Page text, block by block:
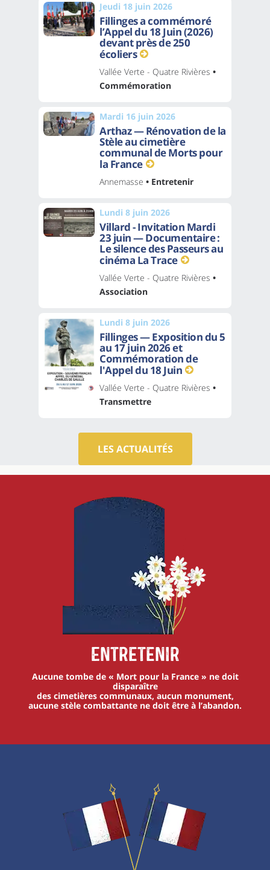
Jeudi 18 juin 2026
Fillinges a commémoré
l’Appel du 18 Juin (2026)
devant près de 250
écoliers
Vallée Verte - Quatre Rivières •
Commémoration
Mardi 16 juin 2026
Arthaz — Rénovation de la
Stèle au cimetière
communal de Morts pour
la France
Annemasse • Entretenir
Lundi 8 juin 2026
Villard - Invitation Mardi
23 juin — Documentaire :
Le silence des Passeurs au
cinéma La Trace
Vallée Verte - Quatre Rivières •
Association
Lundi 8 juin 2026
Fillinges — Exposition du 5
au 17 juin 2026 et
Commémoration de
l'Appel du 18 Juin
Vallée Verte - Quatre Rivières •
Transmettre
LES ACTUALITÉS
Entretenir
Aucune tombe de « Mort pour la France » ne doit
disparaître
des cimetières communaux, aucun monument,
aucune stèle combattante ne doit être à l’abandon.